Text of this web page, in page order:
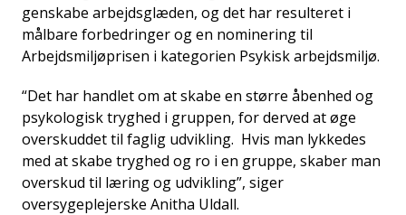
genskabe arbejdsglæden, og det har resulteret i
målbare forbedringer og en nominering til
Arbejdsmiljøprisen i kategorien Psykisk arbejdsmiljø.
“Det har handlet om at skabe en større åbenhed og
psykologisk tryghed i gruppen, for derved at øge
overskuddet til faglig udvikling. Hvis man lykkedes
med at skabe tryghed og ro i en gruppe, skaber man
overskud til læring og udvikling”, siger
oversygeplejerske Anitha Uldall.